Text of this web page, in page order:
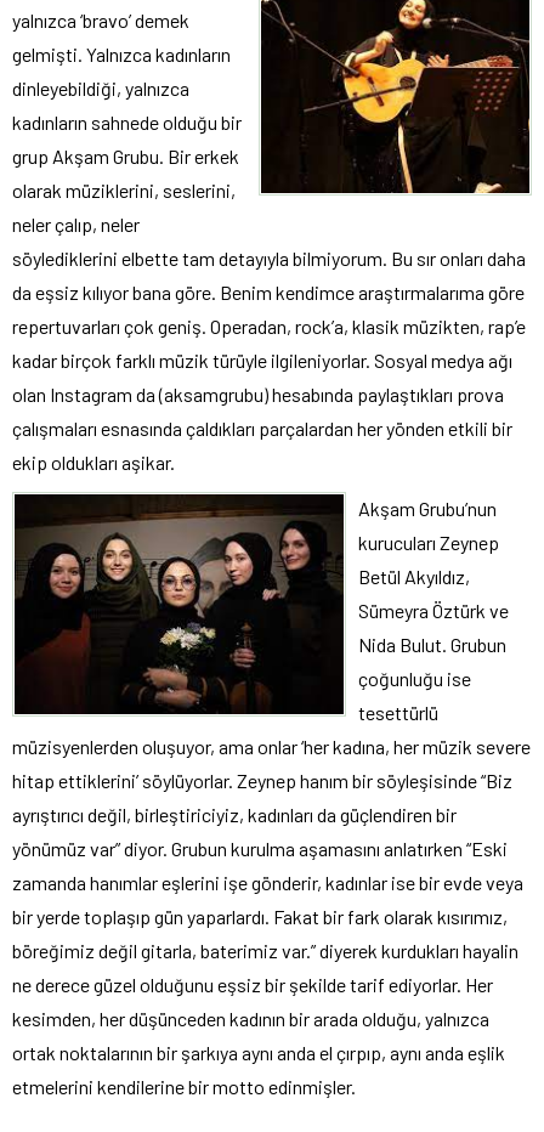
yalnızca ‘bravo’ demek
gelmişti. Yalnızca kadınların
dinleyebildiği, yalnızca
kadınların sahnede olduğu bir
grup Akşam Grubu. Bir erkek
olarak müziklerini, seslerini,
neler çalıp, neler
söylediklerini elbette tam detayıyla bilmiyorum. Bu sır onları daha
da eşsiz kılıyor bana göre. Benim kendimce araştırmalarıma göre
repertuvarları çok geniş. Operadan, rock’a, klasik müzikten, rap’e
kadar birçok farklı müzik türüyle ilgileniyorlar. Sosyal medya ağı
olan Instagram da (aksamgrubu) hesabında paylaştıkları prova
çalışmaları esnasında çaldıkları parçalardan her yönden etkili bir
ekip oldukları aşikar.
Akşam Grubu’nun
kurucuları Zeynep
Betül Akyıldız,
Sümeyra Öztürk ve
Nida Bulut. Grubun
çoğunluğu ise
tesettürlü
müzisyenlerden oluşuyor, ama onlar ‘her kadına, her müzik severe
hitap ettiklerini’ söylüyorlar. Zeynep hanım bir söyleşisinde “Biz
ayrıştırıcı değil, birleştiriciyiz, kadınları da güçlendiren bir
yönümüz var” diyor. Grubun kurulma aşamasını anlatırken “Eski
zamanda hanımlar eşlerini işe gönderir, kadınlar ise bir evde veya
bir yerde toplaşıp gün yaparlardı. Fakat bir fark olarak kısırımız,
böreğimiz değil gitarla, baterimiz var.” diyerek kurdukları hayalin
ne derece güzel olduğunu eşsiz bir şekilde tarif ediyorlar. Her
kesimden, her düşünceden kadının bir arada olduğu, yalnızca
ortak noktalarının bir şarkıya aynı anda el çırpıp, aynı anda eşlik
etmelerini kendilerine bir motto edinmişler.